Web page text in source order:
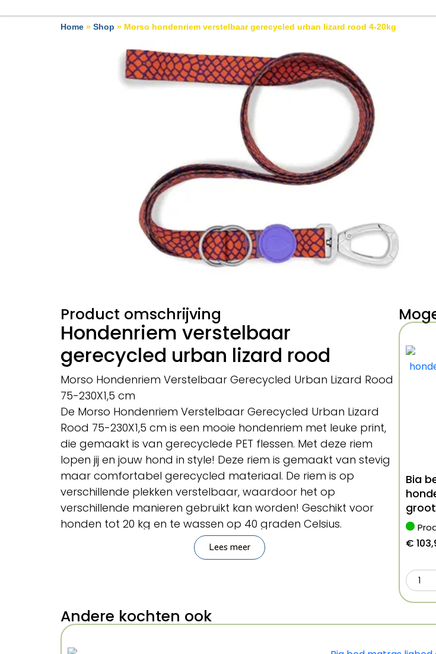
Home » Shop » Morso hondenriem verstelbaar gerecycled urban lizard rood 4-20kg
Product omschrijving
Hondenriem verstelbaar
gerecycled urban lizard rood
Morso Hondenriem Verstelbaar Gerecycled Urban Lizard Rood
75-230X1,5 cm
De Morso Hondenriem Verstelbaar Gerecycled Urban Lizard
Rood 75-230X1,5 cm is een mooie hondenriem met leuke print,
die gemaakt is van gerecyclede PET flessen. Met deze riem
lopen jij en jouw hond in style! Deze riem is gemaakt van stevig
maar comfortabel gerecycled materiaal. De riem is op
verschillende plekken verstelbaar, waardoor het op
verschillende manieren gebruikt kan worden! Geschikt voor
honden tot 20 kg en te wassen op 40 graden Celsius.
– Geschikt voor honden tot 20 kg
Afmeting: 75-230X1,5 cm
Lees meer
Bia
groot
€
Andere kochten ook